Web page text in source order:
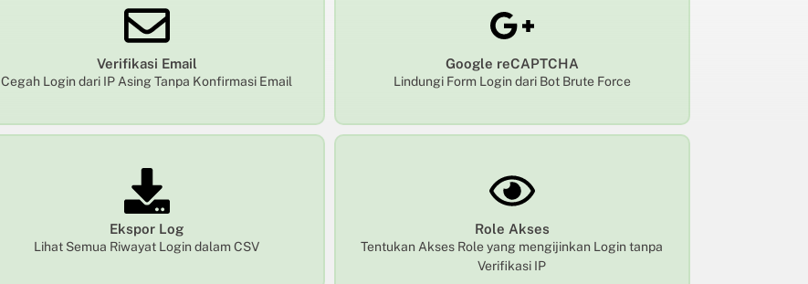
Verifikasi Email
Cegah Login dari IP Asing Tanpa Konfirmasi Email
Google reCAPTCHA
Lindungi Form Login dari Bot Brute Force
Ekspor Log
Lihat Semua Riwayat Login dalam CSV
Role Akses
Tentukan Akses Role yang mengijinkan Login tanpa
Verifikasi IP